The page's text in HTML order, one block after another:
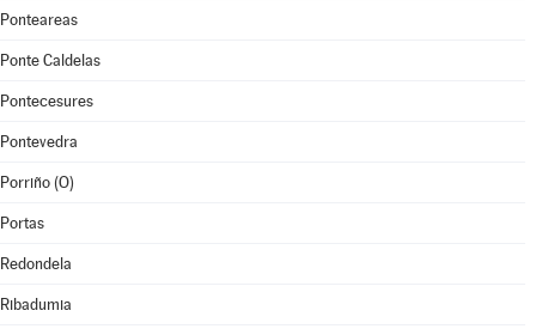
Ponteareas
Ponte Caldelas
Pontecesures
Pontevedra
Porriño (O)
Portas
Redondela
Ribadumia